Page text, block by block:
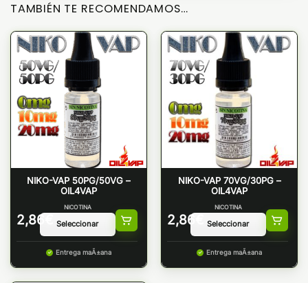
TAMBIÉN TE RECOMENDAMOS…
NIKO-VAP 50PG/50VG –
OIL4VAP
2,86
NICOTINA
Entrega maÃ±ana
NIKO-VAP 70VG/30PG –
OIL4VAP
2,86
NICOTINA
Entrega maÃ±ana